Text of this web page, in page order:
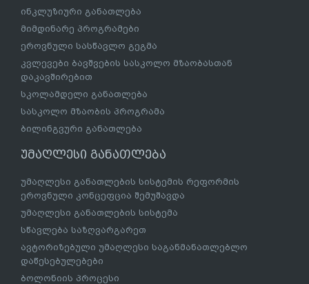
ინკლუზიური განათლება
მიმდინარე პროგრამები
ეროვნული სასწავლო გეგმა
კვლევები ბავშვების სასკოლო მზაობასთან
დაკავშირებით
სკოლამდელი განათლება
სასკოლო მზაობის პროგრამა
ბილინგვური განათლება
უმაღლესი განათლება
უმაღლესი განათლების სისტემის რეფორმის
ეროვნული კონცეფცია შემუშავდა
უმაღლესი განათლების სისტემა
სწავლება საზღვარგარეთ
ავტორიზებული უმაღლესი საგანმანათლებლო
დაწესებულებები
ბოლონიის პროცესი